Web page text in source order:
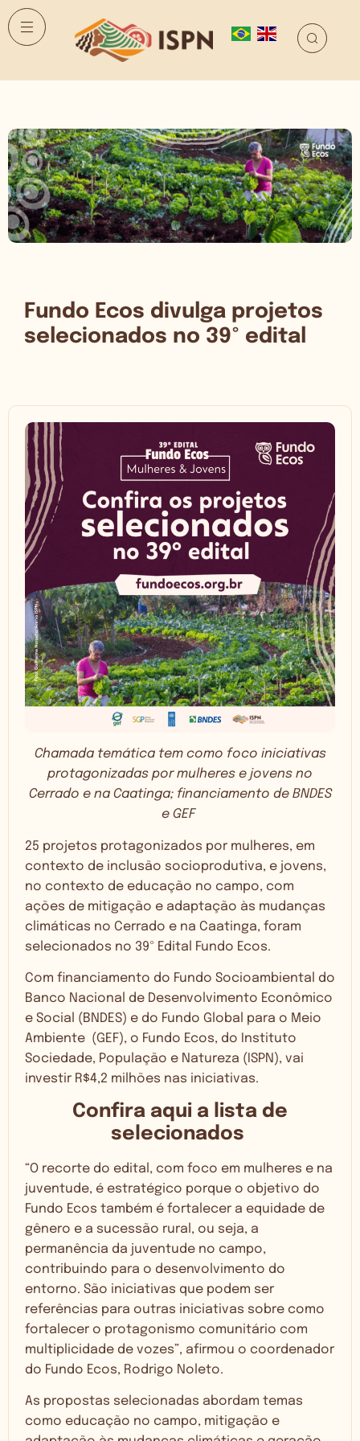
Fundo Ecos divulga projetos
selecionados no 39º edital
Chamada temática tem como foco iniciativas
protagonizadas por mulheres e jovens no
Cerrado e na Caatinga; financiamento de BNDES
e GEF
25 projetos protagonizados por mulheres, em
contexto de inclusão socioprodutiva, e jovens,
no contexto de educação no campo, com
ações de mitigação e adaptação às mudanças
climáticas no Cerrado e na Caatinga, foram
selecionados no 39º Edital Fundo Ecos.
Com financiamento do Fundo Socioambiental do
Banco Nacional de Desenvolvimento Econômico
e Social (BNDES) e do Fundo Global para o Meio
Ambiente (GEF), o Fundo Ecos, do Instituto
Sociedade, População e Natureza (ISPN), vai
investir R$4,2 milhões nas iniciativas.
Confira aqui a lista de
selecionados
“O recorte do edital, com foco em mulheres e na
juventude, é estratégico porque o objetivo do
Fundo Ecos também é fortalecer a equidade de
gênero e a sucessão rural, ou seja, a
permanência da juventude no campo,
contribuindo para o desenvolvimento do
entorno. São iniciativas que podem ser
referências para outras iniciativas sobre como
fortalecer o protagonismo comunitário com
multiplicidade de vozes”, afirmou o coordenador
do Fundo Ecos, Rodrigo Noleto.
As propostas selecionadas abordam temas
como educação no campo, mitigação e